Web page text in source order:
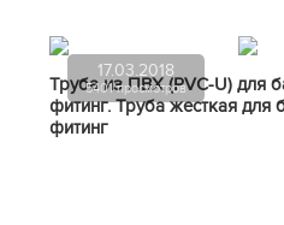
17.03.2018
5401 просмотров
Труба из ПВХ (PVC-U) для
фитинг. Труба жесткая для
фитинг